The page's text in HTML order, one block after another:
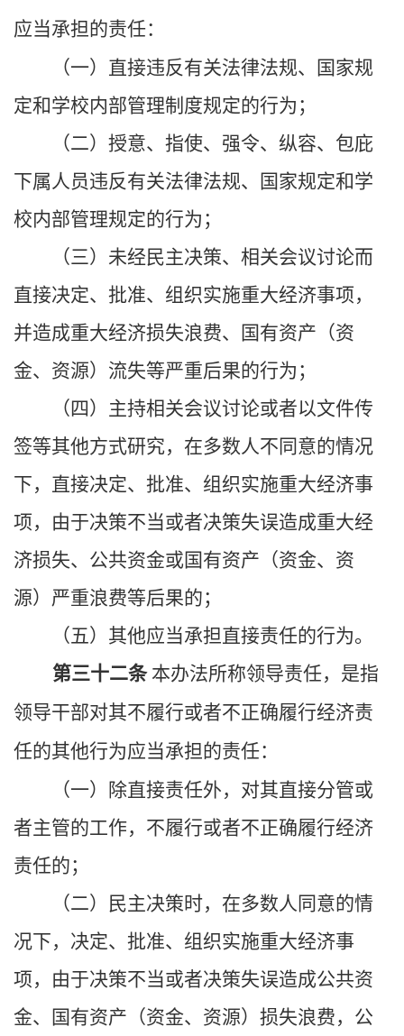
应当承担的责任：
（一）直接违反有关法律法规、国家规
定和学校内部管理制度规定的行为；
（二）授意、指使、强令、纵容、包庇
下属人员违反有关法律法规、国家规定和学
校内部管理规定的行为；
（三）未经民主决策、相关会议讨论而
直接决定、批准、组织实施重大经济事项，
并造成重大经济损失浪费、国有资产（资
金、资源）流失等严重后果的行为；
（四）主持相关会议讨论或者以文件传
签等其他方式研究，在多数人不同意的情况
下，直接决定、批准、组织实施重大经济事
项，由于决策不当或者决策失误造成重大经
济损失、公共资金或国有资产（资金、资
源）严重浪费等后果的；
（五）其他应当承担直接责任的行为。
第三十二条 本办法所称领导责任，是指
领导干部对其不履行或者不正确履行经济责
任的其他行为应当承担的责任：
（一）除直接责任外，对其直接分管或
者主管的工作，不履行或者不正确履行经济
责任的；
（二）民主决策时，在多数人同意的情
况下，决定、批准、组织实施重大经济事
项，由于决策不当或者决策失误造成公共资
金、国有资产（资金、资源）损失浪费，公